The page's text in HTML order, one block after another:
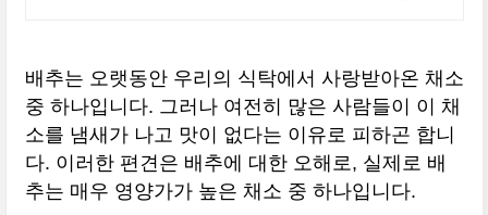
배추는 오랫동안 우리의 식탁에서 사랑받아온 채소
중 하나입니다. 그러나 여전히 많은 사람들이 이 채
소를 냄새가 나고 맛이 없다는 이유로 피하곤 합니
다. 이러한 편견은 배추에 대한 오해로, 실제로 배
추는 매우 영양가가 높은 채소 중 하나입니다.